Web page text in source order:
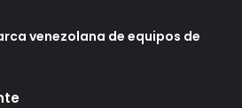
venezolana de equipos de